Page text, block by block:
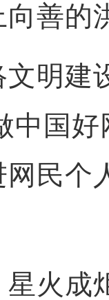
善的
明建
中国
民个
火成